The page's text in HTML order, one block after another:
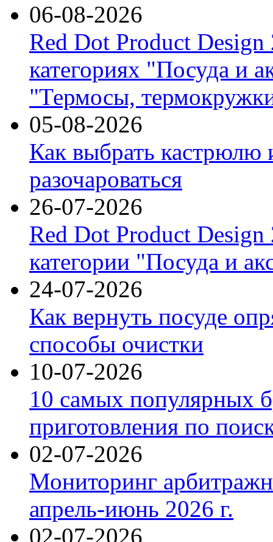
06-08-2026
Red Dot Product Design
категориях "Посуда и
"Термосы,
05-08-2026
Как выбрать кастрюлю
разочароваться
26-07-2026
Red Dot Product Design
категории "Посуда и
24-07-2026
Как вернуть посуде
способы очистки
10-07-2026
10 самых популярных
приготовления по
02-07-2026
Мониторинг
апрель-июнь 2026 г.
02-07-2026